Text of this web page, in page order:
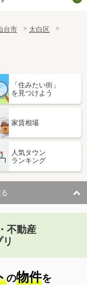
台市
太白区
「住みたい街」
を見つけよう
家賃相場
人気タウン
ランキング
不動産
の物件を